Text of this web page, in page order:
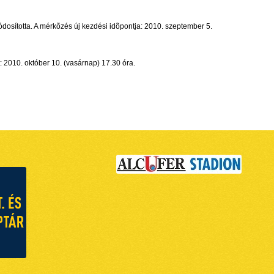
A mérkõzés új kezdési idõpontja: 2010. szeptember 5.
2010. október 10. (vasárnap) 17.30 óra.